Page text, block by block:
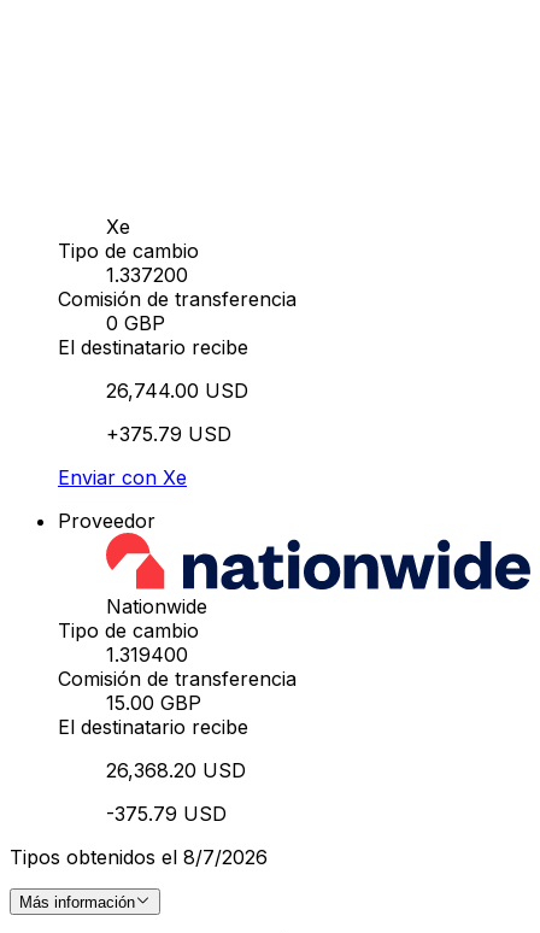
Xe
Tipo de cambio
1.337200
Comisión de transferencia
0 GBP
El destinatario recibe
26,744.00 USD
+375.79 USD
Enviar con Xe
Proveedor
Nationwide
Tipo de cambio
1.319400
Comisión de transferencia
15.00 GBP
El destinatario recibe
26,368.20 USD
-375.79 USD
Tipos obtenidos el 8/7/2026
Más información